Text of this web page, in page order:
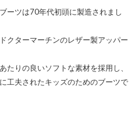
ーツは70年代初頭に製造されまし
クターマーチンのレザー製アッパー
たりの良いソフトな素材を採用し、
工夫されたキッズのためのブーツで